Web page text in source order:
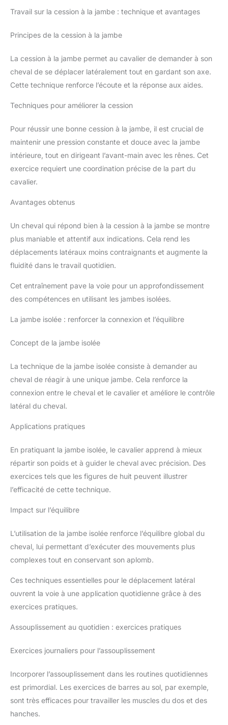
Travail sur la cession à la jambe : technique et avantages
Principes de la cession à la jambe
La cession à la jambe permet au cavalier de demander à son
cheval de se déplacer latéralement tout en gardant son axe.
Cette technique renforce l’écoute et la réponse aux aides.
Techniques pour améliorer la cession
Pour réussir une bonne cession à la jambe, il est crucial de
maintenir une pression constante et douce avec la jambe
intérieure, tout en dirigeant l’avant-main avec les rênes. Cet
exercice requiert une coordination précise de la part du
cavalier.
Avantages obtenus
Un cheval qui répond bien à la cession à la jambe se montre
plus maniable et attentif aux indications. Cela rend les
déplacements latéraux moins contraignants et augmente la
fluidité dans le travail quotidien.
Cet entraînement pave la voie pour un approfondissement
des compétences en utilisant les jambes isolées.
La jambe isolée : renforcer la connexion et l’équilibre
Concept de la jambe isolée
La technique de la jambe isolée consiste à demander au
cheval de réagir à une unique jambe. Cela renforce la
connexion entre le cheval et le cavalier et améliore le contrôle
latéral du cheval.
Applications pratiques
En pratiquant la jambe isolée, le cavalier apprend à mieux
répartir son poids et à guider le cheval avec précision. Des
exercices tels que les figures de huit peuvent illustrer
l’efficacité de cette technique.
Impact sur l’équilibre
L’utilisation de la jambe isolée renforce l’équilibre global du
cheval, lui permettant d’exécuter des mouvements plus
complexes tout en conservant son aplomb.
Ces techniques essentielles pour le déplacement latéral
ouvrent la voie à une application quotidienne grâce à des
exercices pratiques.
Assouplissement au quotidien : exercices pratiques
Exercices journaliers pour l’assouplissement
Incorporer l’assouplissement dans les routines quotidiennes
est primordial. Les exercices de barres au sol, par exemple,
sont très efficaces pour travailler les muscles du dos et des
hanches.